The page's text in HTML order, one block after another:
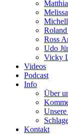
Ross
Udo
Vicky
Videos
Podcast
Info
Über
Kontakt